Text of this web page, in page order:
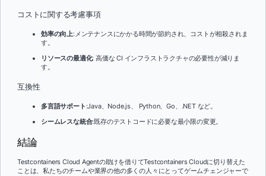
コストに関する考慮事項
効率の向上:メンテナンスにかかる時間が節約され、コストが相殺されま
す。
リソースの最適化: 高価な CI インフラストラクチャの必要性が減りま
す。
互換性
多言語サポート :Java、Node.js、 Python、Go、.NET など。
シームレスな統合:既存のテストコードに必要な最小限の変更。
結論
Testcontainers Cloud Agentの助けを借りてTestcontainers Cloudに切り替えた
ことは、私たちのチームや業界の他の多くの人々にとってゲームチェンジャーで